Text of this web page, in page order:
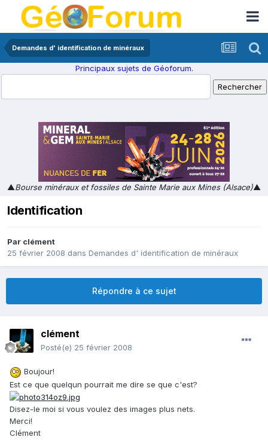
Demandes d' identification de minéraux
Principaux sujets de Géoforum.
▲Bourse minéraux et fossiles de Sainte Marie aux Mines (Alsace)▲
Identification
Par clément
25 février 2008 dans Demandes d' identification de minéraux
Répondre à ce sujet
clément
Posté(e) 25 février 2008
Boujour!
Est ce que quelqun pourrait me dire se que c'est?
Disez-le moi si vous voulez des images plus nets.
Merci!
Clément